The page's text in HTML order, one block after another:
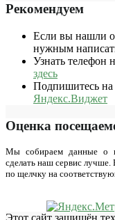
Рекомендуем
Если вы нашли
нужным
Узнать телефон
здесь
Подпишитесь
Яндекс.Виджет
Оценка
Мы собираем данные о
сделать наш сервис
по щелчку на